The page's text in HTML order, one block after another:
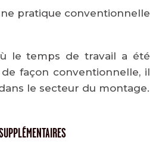
pratique conventionnelle
le temps de travail a été
façon conventionnelle, il
le secteur du montage.